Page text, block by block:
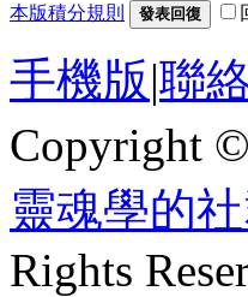
本版積分規則 發表回復
手機版|聯
Copyright ©
靈魂學的
Rights